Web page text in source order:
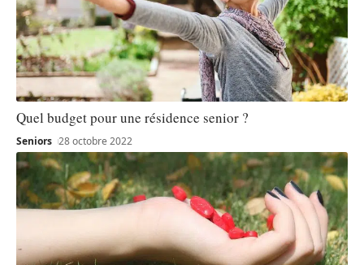
Quel budget pour une résidence senior ?
Seniors 28 octobre 2022